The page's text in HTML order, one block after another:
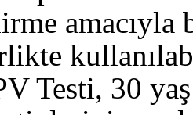
Testi, 30